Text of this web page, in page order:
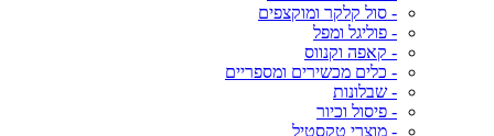
- סול קלקר ומוקצפים
- פוליגל ומפל
- קאפה וקנווס
- כלים מכשירים ומספריים
- שבלונות
- פיסול וכיור
- מוצרי טקסטיל